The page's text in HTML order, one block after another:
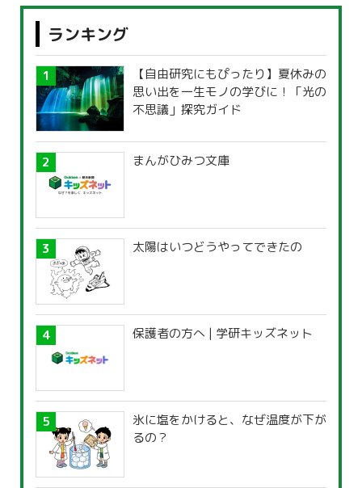
ランキング
【自由研究にもぴったり】夏休みの
思い出を一生モノの学びに！「光の
不思議」探究ガイド
まんがひみつ文庫
太陽はいつどうやってできたの
保護者の方へ | 学研キッズネット
氷に塩をかけると、なぜ温度が下が
るの？